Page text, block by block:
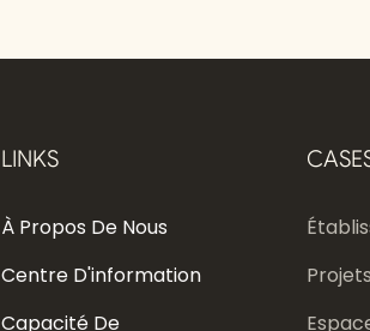
LINKS
À Propos De Nous
Centre D'information
Capacité De